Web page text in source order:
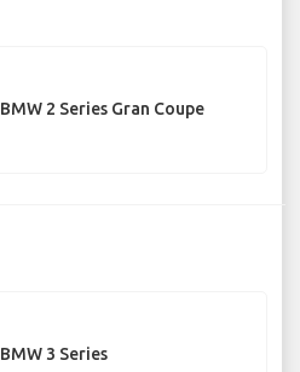
BMW 2 Series Gran Coupe
BMW 3 Series